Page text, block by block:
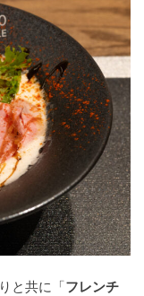
と共に「フレンチ